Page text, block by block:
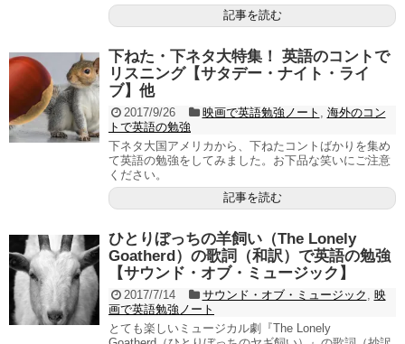
記事を読む
下ねた・下ネタ大特集！ 英語のコントで
リスニング【サタデー・ナイト・ライ
ブ】他
2017/9/26 映画で英語勉強ノート
海外のコン
トで英語の勉強
下ネタ大国アメリカから、下ねたコントばかりを集め
て英語の勉強をしてみました。お下品な笑いにご注意
ください。
記事を読む
ひとりぼっちの羊飼い（The Lonely
Goatherd）の歌詞（和訳）で英語の勉強
【サウンド・オブ・ミュージック】
2017/7/14 サウンド・オブ・ミュージック
映
画で英語勉強ノート
とても楽しいミュージカル劇『The Lonely